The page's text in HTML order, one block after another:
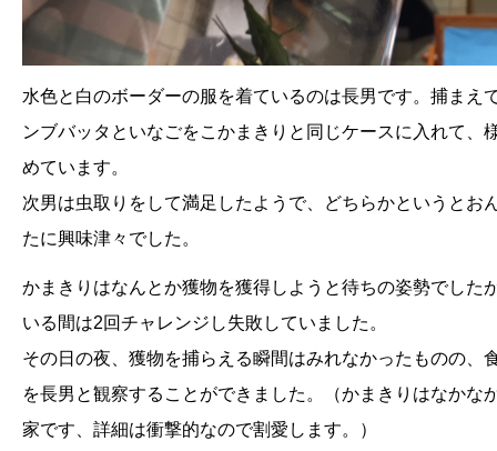
水色と白のボーダーの服を着ているのは長男です。捕まえ
ンブバッタといなごをこかまきりと同じケースに入れて、
めています。
次男は虫取りをして満足したようで、どちらかというとお
たに興味津々でした。
かまきりはなんとか獲物を獲得しようと待ちの姿勢でした
いる間は2回チャレンジし失敗していました。
その日の夜、獲物を捕らえる瞬間はみれなかったものの、
を長男と観察することができました。（かまきりはなかな
家です、詳細は衝撃的なので割愛します。）